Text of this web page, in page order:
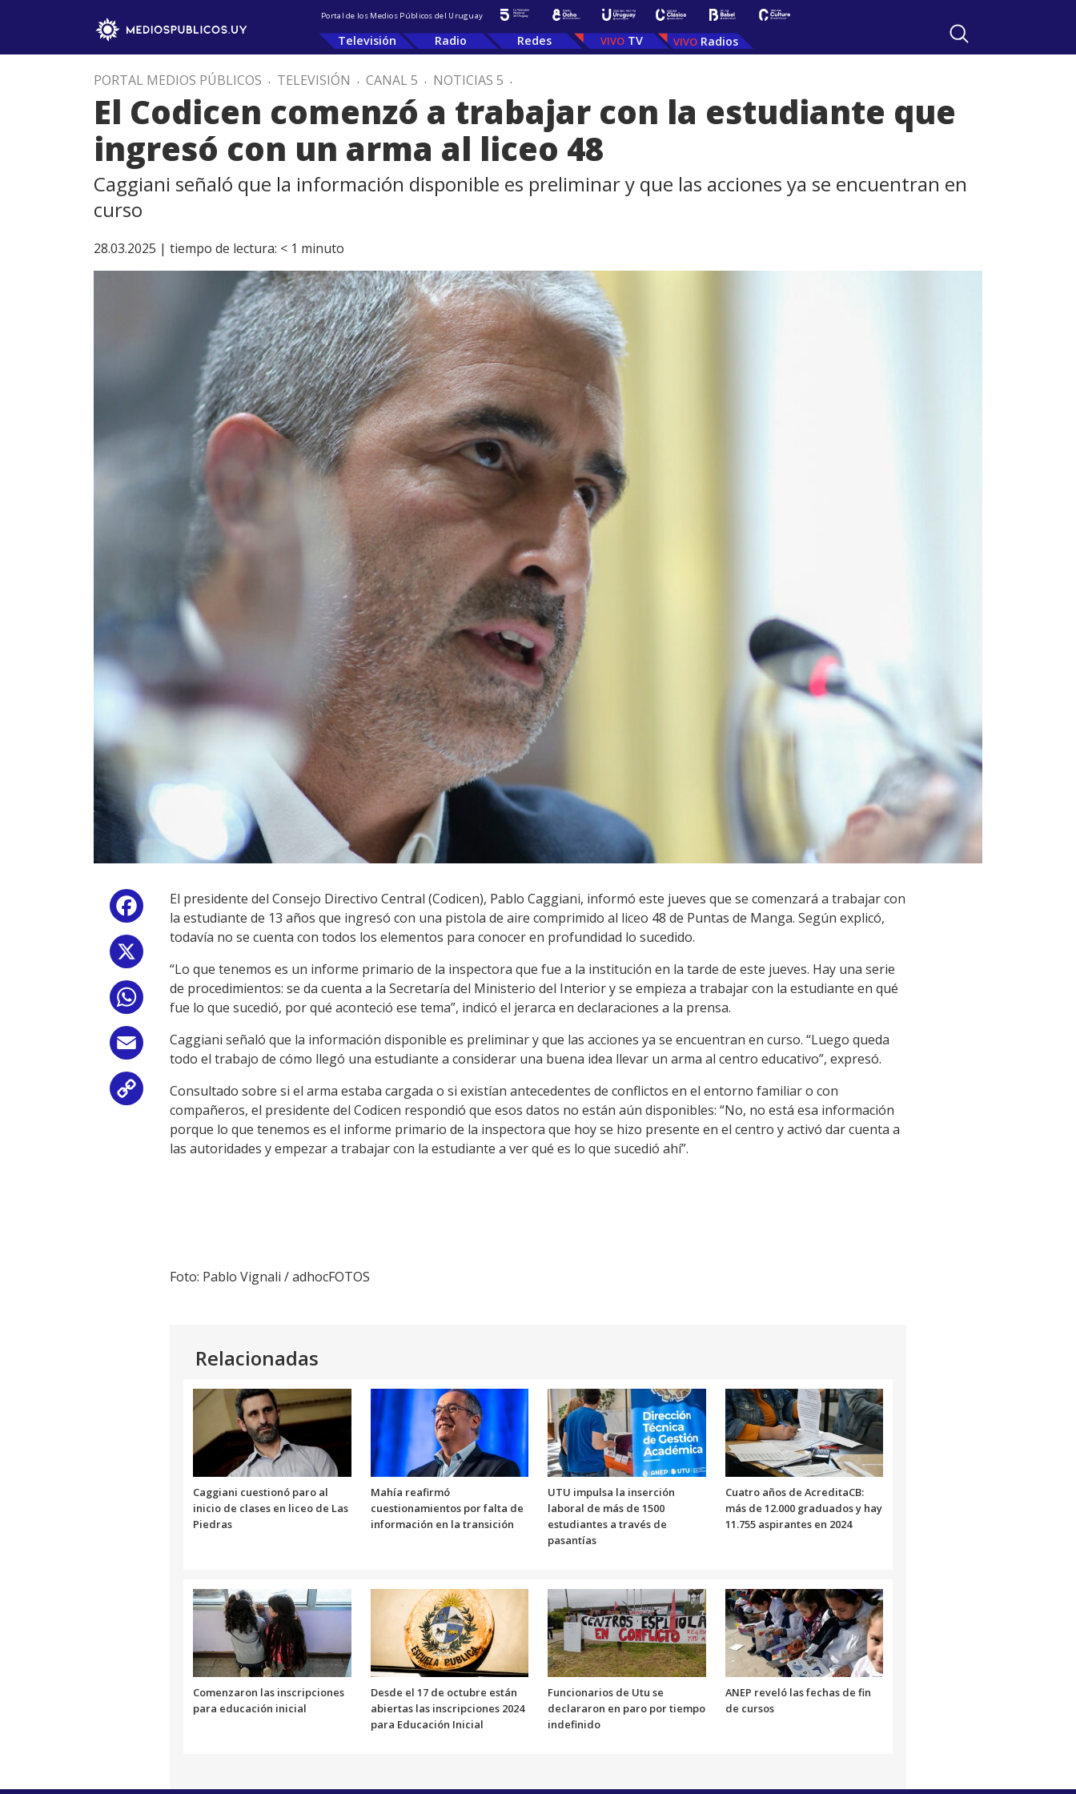
Portal de los Medios Públicos del Uruguay
Televisión Radio Redes TV Radios
PORTAL MEDIOS PÚBLICOS . TELEVISIÓN . CANAL 5 . NOTICIAS 5 .
El Codicen comenzó a trabajar con la estudiante que
ingresó con un arma al liceo 48
Caggiani señaló que la información disponible es preliminar y que las acciones ya se encuentran en
curso
28.03.2025 | tiempo de lectura: < 1 minuto
Facebook
WhatsApp
Email
Copy
Link
El presidente del Consejo Directivo Central (Codicen), Pablo Caggiani, informó este jueves que se comenzará a trabajar con
la estudiante de 13 años que ingresó con una pistola de aire comprimido al liceo 48 de Puntas de Manga. Según explicó,
todavía no se cuenta con todos los elementos para conocer en profundidad lo sucedido.
“Lo que tenemos es un informe primario de la inspectora que fue a la institución en la tarde de este jueves. Hay una serie
de procedimientos: se da cuenta a la Secretaría del Ministerio del Interior y se empieza a trabajar con la estudiante en qué
fue lo que sucedió, por qué aconteció ese tema”, indicó el jerarca en declaraciones a la prensa.
Caggiani señaló que la información disponible es preliminar y que las acciones ya se encuentran en curso. “Luego queda
todo el trabajo de cómo llegó una estudiante a considerar una buena idea llevar un arma al centro educativo”, expresó.
Consultado sobre si el arma estaba cargada o si existían antecedentes de conflictos en el entorno familiar o con
compañeros, el presidente del Codicen respondió que esos datos no están aún disponibles: “No, no está esa información
porque lo que tenemos es el informe primario de la inspectora que hoy se hizo presente en el centro y activó dar cuenta a
las autoridades y empezar a trabajar con la estudiante a ver qué es lo que sucedió ahí”.
Foto: Pablo Vignali / adhocFOTOS
Relacionadas
Caggiani cuestionó paro al
inicio de clases en liceo de Las
Piedras
Mahía reafirmó
cuestionamientos por falta de
información en la transición
UTU impulsa la inserción
laboral de más de 1500
estudiantes a través de
pasantías
Cuatro años de AcreditaCB:
más de 12.000 graduados y hay
11.755 aspirantes en 2024
Comenzaron las inscripciones
para educación inicial
Desde el 17 de octubre están
abiertas las inscripciones 2024
para Educación Inicial
Funcionarios de Utu se
declararon en paro por tiempo
indefinido
ANEP reveló las fechas de fin
de cursos